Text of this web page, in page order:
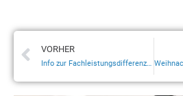
VORHER
Info zur Fachleistungsdifferenzierung und zu Abschlüssen und Übergängen